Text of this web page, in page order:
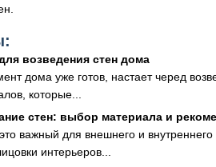
возведения стен дома
дома уже готов, настает черед
которые...
стен: выбор материала и
важный для внешнего и
интерьеров...